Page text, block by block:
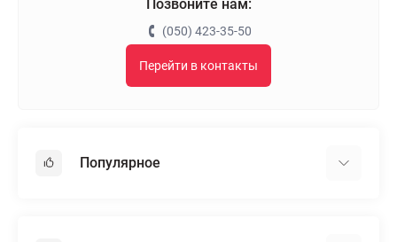
Позвоните нам:
(050) 423-35-50
Перейти в контакты
Популярное